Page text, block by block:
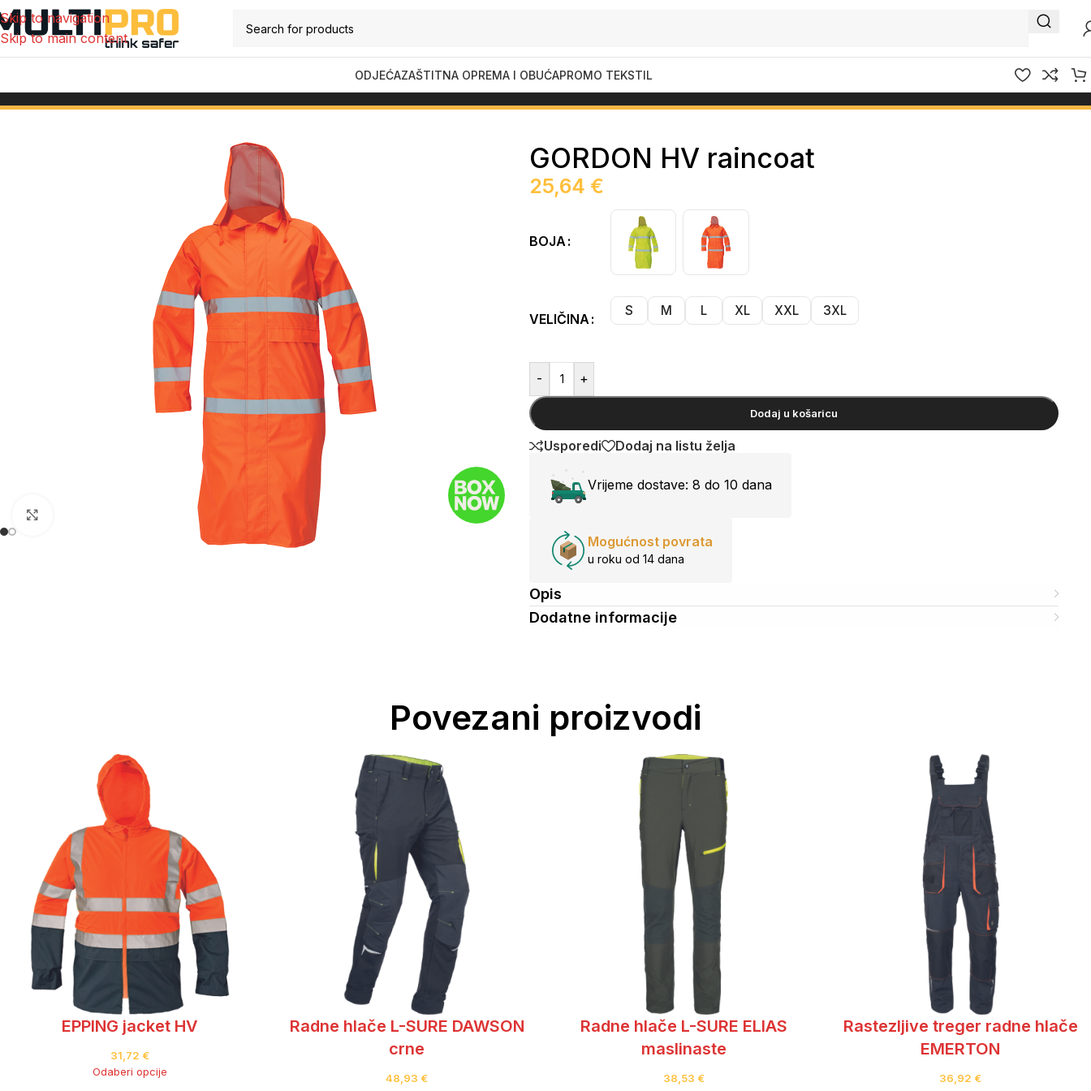
Skip to navigation
Skip to main content
ODJEĆAZAŠTITNA OPREMA I OBUĆAPROMO TEKSTIL
GORDON HV raincoat
GORDON HV raincoat
25,64 €
BOJA
VELIČINA
S M L XL XXL 3XL
- +
Dodaj u košaricu
Usporedi Dodaj na listu želja
Vrijeme dostave: 8 do 10 dana
Mogućnost povrata
u roku od 14 dana
Opis
Dodatne informacije
Povezani proizvodi
EPPING jacket HV
31,72 €
Odaberi opcije
Radne hlače L-SURE DAWSON
crne
48,93 €
Radne hlače L-SURE ELIAS
maslinaste
38,53 €
Rastezljive treger radne hlače
EMERTON
36,92 €